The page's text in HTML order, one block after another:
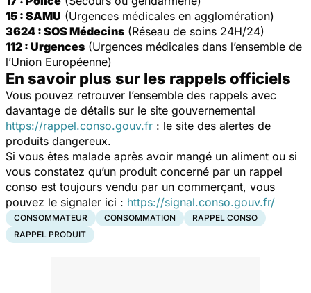
15 : SAMU (Urgences médicales en agglomération)
3624 : SOS Médecins (Réseau de soins 24H/24)
112 : Urgences (Urgences médicales dans l’ensemble de
l’Union Européenne)
En savoir plus sur les rappels officiels
Vous pouvez retrouver l’ensemble des rappels avec
davantage de détails sur le site gouvernemental
https://rappel.conso.gouv.fr : le site des alertes de
produits dangereux.
Si vous êtes malade après avoir mangé un aliment ou si
vous constatez qu’un produit concerné par un rappel
conso est toujours vendu par un commerçant, vous
pouvez le signaler ici : https://signal.conso.gouv.fr/
CONSOMMATEUR CONSOMMATION
RAPPEL CONSO
RAPPEL PRODUIT